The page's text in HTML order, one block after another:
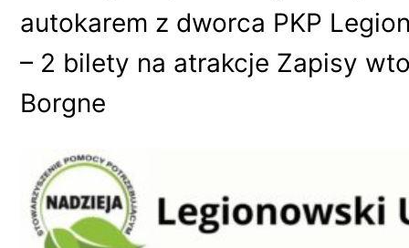
autokarem z dworca PKP
– 2 bilety na atrakcje Zapisy
Borgne